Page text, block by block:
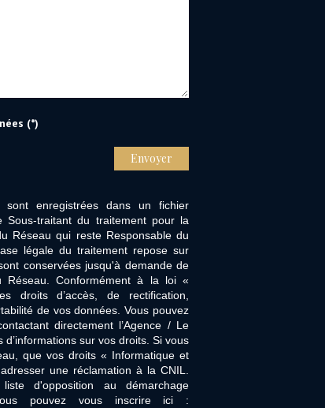
(*)
Envoyer
sont enregistrées dans un fichier
Sous-traitant du traitement pour la
Réseau qui reste Responsable du
légale du traitement repose sur
conservées jusqu'à demande de
Conformément à la loi «
droits d’accès, de rectification,
de vos données. Vous pouvez
directement l’Agence / Le
d’informations sur vos droits. Si vous
que vos droits « Informatique et
une réclamation à la CNIL.
d'opposition au démarchage
pouvez vous inscrire ici :